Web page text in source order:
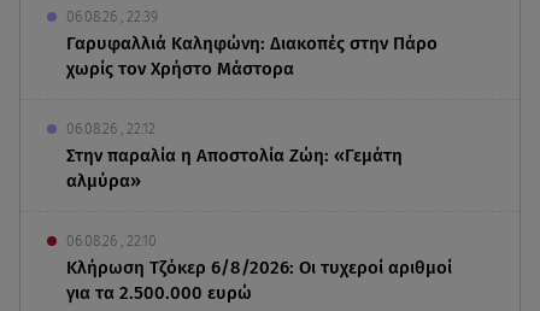
06.08.26 , 22:39
Γαρυφαλλιά Καληφώνη: Διακοπές στην Πάρο
χωρίς τον Χρήστο Μάστορα
06.08.26 , 22:12
Στην παραλία η Αποστολία Ζώη: «Γεμάτη
αλμύρα»
06.08.26 , 22:10
Κλήρωση Τζόκερ 6/8/2026: Οι τυχεροί αριθμοί
για τα 2.500.000 ευρώ